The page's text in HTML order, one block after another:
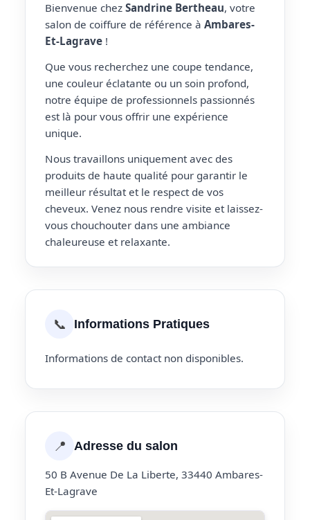
Bienvenue chez Sandrine Bertheau, votre
salon de coiffure de référence à Ambares-
Et-Lagrave !
Que vous recherchez une coupe tendance,
une couleur éclatante ou un soin profond,
notre équipe de professionnels passionnés
est là pour vous offrir une expérience
unique.
Nous travaillons uniquement avec des
produits de haute qualité pour garantir le
meilleur résultat et le respect de vos
cheveux. Venez nous rendre visite et laissez-
vous chouchouter dans une ambiance
chaleureuse et relaxante.
📞 Informations Pratiques
Informations de contact non disponibles.
📍 Adresse du salon
50 B Avenue De La Liberte, 33440 Ambares-
Et-Lagrave